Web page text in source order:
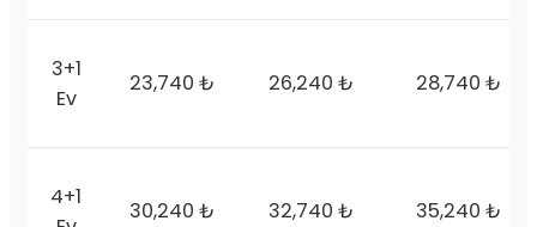
3+1
Ev
23,740 ₺ 26,240 ₺ 28,740 ₺
4+1
30,240 ₺ 32,740 ₺ 35,240 ₺